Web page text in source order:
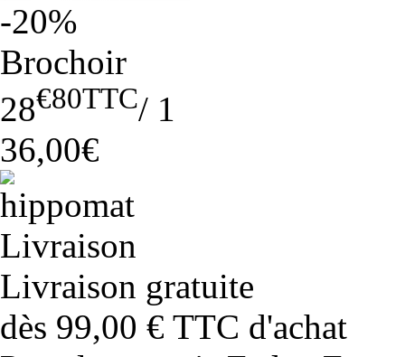
-20%
Brochoir
28€80TTC/ 1
36,00€
Livraison gratuite
dès 99,00 € TTC d'achat